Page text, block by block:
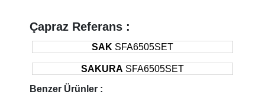
Çapraz Referans :
SAK SFA6505SET
SAKURA SFA6505SET
Benzer Ürünler :